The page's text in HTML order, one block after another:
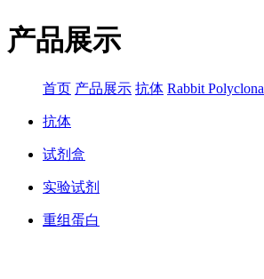
产品展示
首页 产品展示 抗体 Rabbit
抗体
试剂盒
实验试剂
重组蛋白